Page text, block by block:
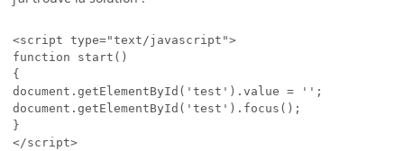
<script type="text/javascript">
function start()
{
document.getElementById('test').value = '';
document.getElementById('test').focus();
}
</script>